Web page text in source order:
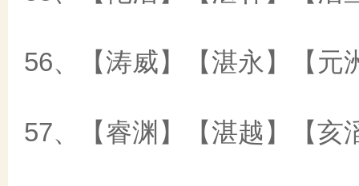
56、【涛威】【湛永】【元
57、【睿渊】【湛越】【亥